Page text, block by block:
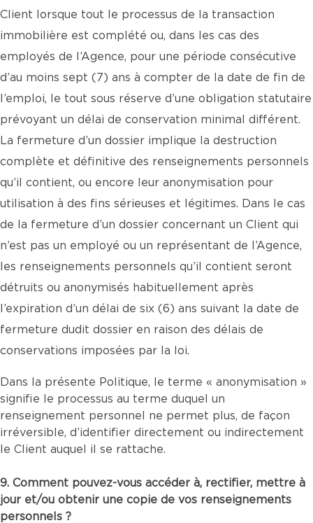
Client lorsque tout le processus de la transaction
immobilière est complété ou, dans les cas des
employés de l’Agence, pour une période consécutive
d’au moins sept (7) ans à compter de la date de fin de
l’emploi, le tout sous réserve d’une obligation statutaire
prévoyant un délai de conservation minimal différent.
La fermeture d’un dossier implique la destruction
complète et définitive des renseignements personnels
qu’il contient, ou encore leur anonymisation pour
utilisation à des fins sérieuses et légitimes. Dans le cas
de la fermeture d’un dossier concernant un Client qui
n’est pas un employé ou un représentant de l’Agence,
les renseignements personnels qu’il contient seront
détruits ou anonymisés habituellement après
l’expiration d’un délai de six (6) ans suivant la date de
fermeture dudit dossier en raison des délais de
conservations imposées par la loi.
Dans la présente Politique, le terme « anonymisation »
signifie le processus au terme duquel un
renseignement personnel ne permet plus, de façon
irréversible, d’identifier directement ou indirectement
le Client auquel il se rattache.
9. Comment pouvez-vous accéder à, rectifier, mettre à
jour et/ou obtenir une copie de vos renseignements
personnels ?